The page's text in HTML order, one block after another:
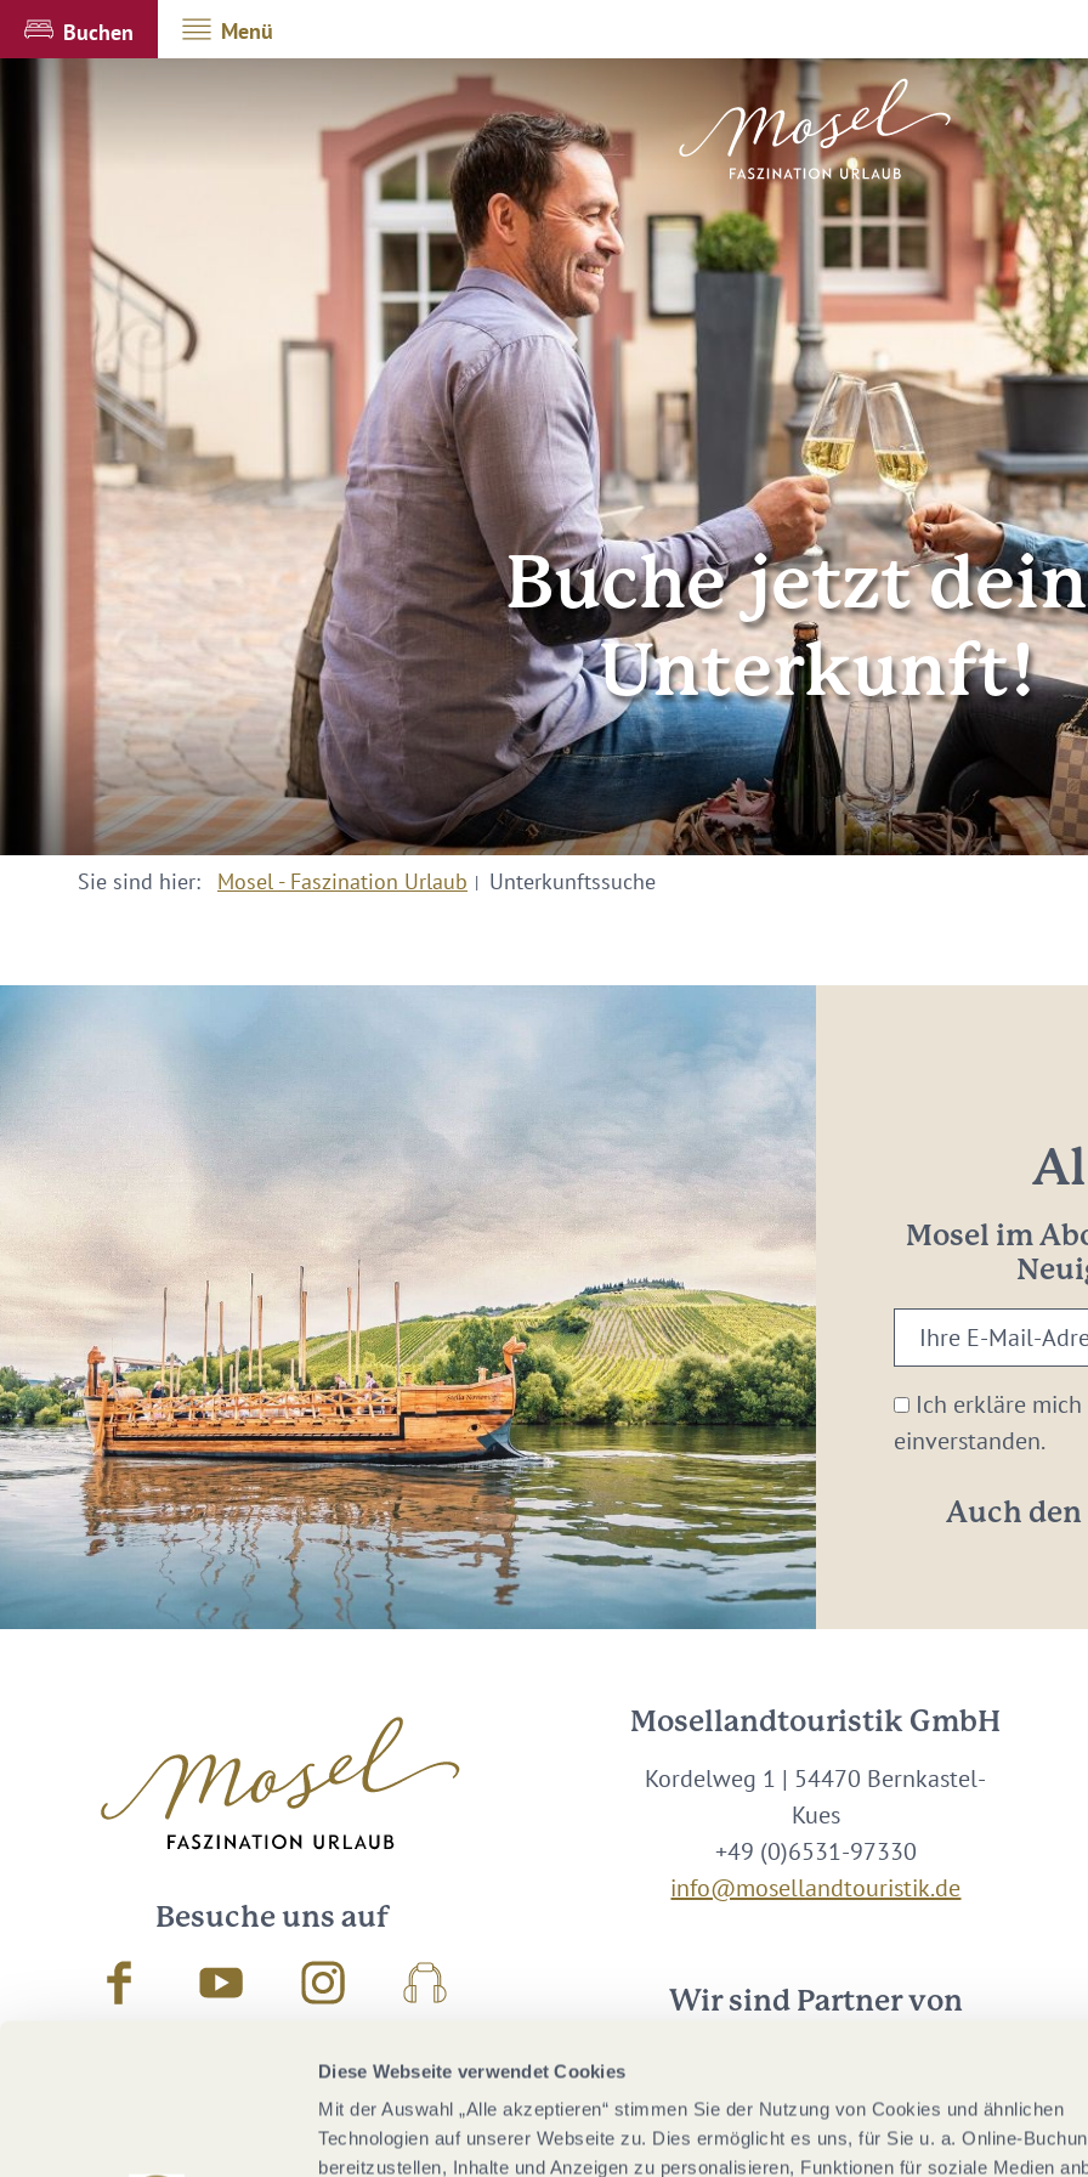
Diese Webseite verwendet Cookies
Mit der Auswahl „Alle akzeptieren“ stimmen Sie der Nutzung von Cookies und ähnlichen
Technologien auf unserer Webseite zu. Dies ermöglicht es uns, für Sie u. a. Online-
bereitzustellen, Inhalte und Anzeigen zu personalisieren, Funktionen für soziale Medien
Buchen Menü
Buche jetzt
Unterkunft!
Sie sind hier: Mosel - Faszination Urlaub Unterkunftssuche
Mosel im
Ihre
E-
Mail-
Adresse:
Ich erkläre
einverstanden.
Auch den
Besuche uns auf
FacebookYoutube InstagramPodcast
Mosellandtouristik GmbH
Kordelweg 1 | 54470 Bernkastel-
Kues
+49 (0)6531-97330
info@mosellandtouristik.de
Wir sind Partner von